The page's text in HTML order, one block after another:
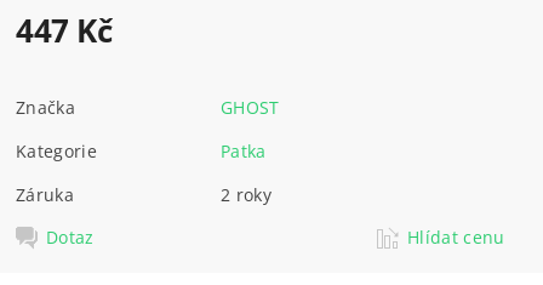
447 Kč
Značka
GHOST
Kategorie
Patka
Záruka
2 roky
Dotaz
Hlídat cenu